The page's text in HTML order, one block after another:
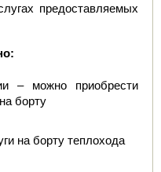
предоставляемых
– можно приобрести
борту
на борту теплохода